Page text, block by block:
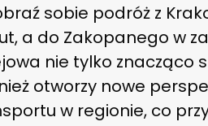
sobie podróż z
a do Zakopanego w
nie tylko znacząco
otworzy nowe
w regionie, co